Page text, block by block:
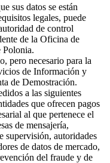
sus datos se están
legales, puede
de control
de la Oficina de
Polonia.
pero necesario para la
de Información y
de Demostración.
a las siguientes
que ofrecen pagos
al que pertenece el
de mensajería,
supervisión, autoridades
de datos de mercado,
del fraude y de